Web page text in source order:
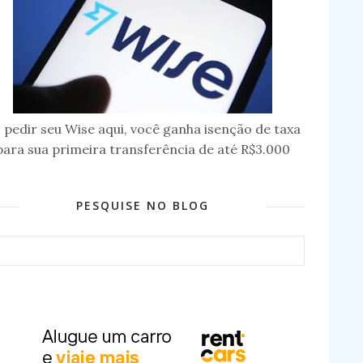
pedir seu Wise aqui, você ganha isenção de taxa
sua primeira transferência de até R$3.000
PESQUISE NO BLOG